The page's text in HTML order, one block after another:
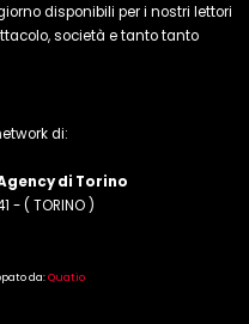
disponibili per i nostri lettori
società e tanto tanto
di:
di Torino
- ( TORINO )
da:Quatio